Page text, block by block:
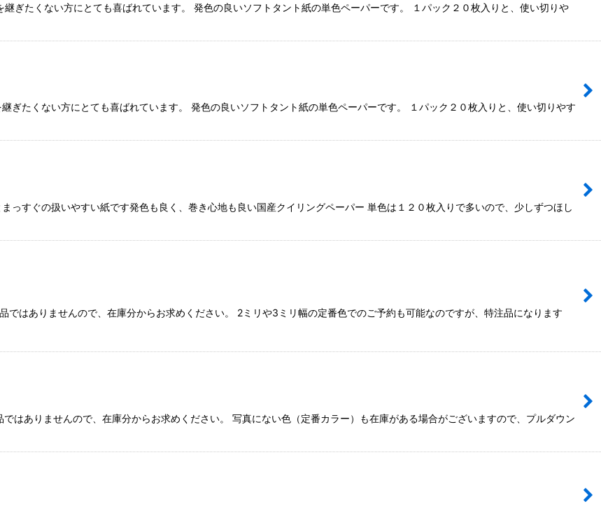
ぎたくない方にとても喜ばれています。 発色の良いソフトタント紙の単色ペーパーです。 １パック２０枚入りと、使い切りや
ぎたくない方にとても喜ばれています。 発色の良いソフトタント紙の単色ペーパーです。 １パック２０枚入りと、使い切りやす
すぐの扱いやすい紙です発色も良く、巻き心地も良い国産クイリングペーパー 単色は１２０枚入りで多いので、少しずつほし
はありませんので、在庫分からお求めください。 2ミリや3ミリ幅の定番色でのご予約も可能なのですが、特注品になります
はありませんので、在庫分からお求めください。 写真にない色（定番カラー）も在庫がある場合がございますので、プルダウン